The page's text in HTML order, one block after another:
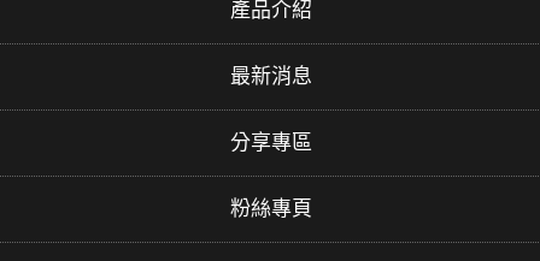
產品介紹
最新消息
分享專區
粉絲專頁